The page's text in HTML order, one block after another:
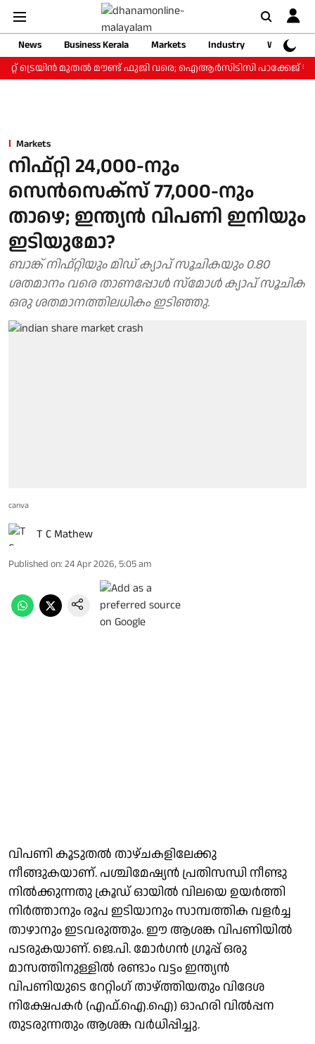
News Business Kerala Markets Industry
Web
ട്രെയിന്‍ മുതല്‍ മൗണ്ട് ഫുജി വരെ; ഐആര്‍സിടിസി പാക്കേജ്
Markets
നിഫ്റ്റി 24,000-നും
സെൻസെക്സ് 77,000-നും
താഴെ; ഇന്ത്യൻ വിപണി ഇനിയും
ഇടിയുമോ?
ബാങ്ക് നിഫ്റ്റിയും മിഡ് ക്യാപ് സൂചികയും 0.80
ശതമാനം വരെ താണപ്പോൾ സ്മോൾ ക്യാപ് സൂചിക
ഒരു ശതമാനത്തിലധികം ഇടിഞ്ഞു.
canva
T C Mathew
Published on: 24 Apr 2026, 5:05 am
വിപണി കൂടുതൽ താഴ്ചകളിലേക്കു
നീങ്ങുകയാണ്. പശ്ചിമേഷ്യൻ പ്രതിസന്ധി നീണ്ടു
നിൽക്കുന്നതു ക്രൂഡ് ഓയിൽ വിലയെ ഉയർത്തി
നിർത്താനും രൂപ ഇടിയാനും സാമ്പത്തിക വളർച്ച
താഴാനും ഇടവരുത്തും. ഈ ആശങ്ക വിപണിയിൽ
പടരുകയാണ്. ജെ.പി. മോർഗൻ ഗ്രൂപ്പ് ഒരു
മാസത്തിനുള്ളിൽ രണ്ടാം വട്ടം ഇന്ത്യൻ
വിപണിയുടെ റേറ്റിംഗ് താഴ്ത്തിയതും വിദേശ
നിക്ഷേപകർ (എഫ്.ഐ.ഐ) ഓഹരി വിൽപ്പന
തുടരുന്നതും ആശങ്ക വർധിപ്പിച്ചു.